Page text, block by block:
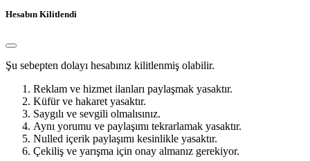
Hesabın Kilitlendi
Şu sebepten dolayı hesabınız kilitlenmiş olabilir.
Reklam ve hizmet ilanları paylaşmak yasaktır.
Küfür ve hakaret yasaktır.
Saygılı ve sevgili olmalısınız.
Aynı yorumu ve paylaşımı tekrarlamak yasaktır.
Nulled içerik paylaşımı kesinlikle yasaktır.
Çekiliş ve yarışma için onay almanız gerekiyor.